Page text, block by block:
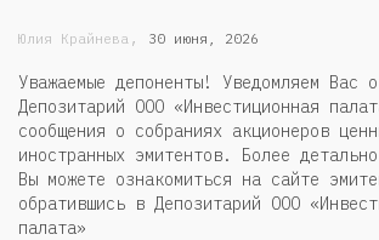
Юлия Крайнева , 30 июня, 2026
Уважаемые депоненты! Уведомляем Вас
Депозитарий ООО «Инвестиционная
сообщения о собраниях акционеров
иностранных эмитентов. Более
Вы можете ознакомиться на сайте
обратившись в Депозитарий ООО
палата»